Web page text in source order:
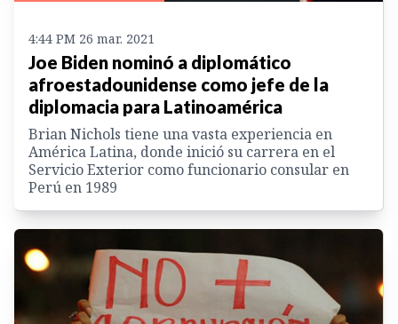
4:44 PM 26 mar. 2021
Joe Biden nominó a diplomático
afroestadounidense como jefe de la
diplomacia para Latinoamérica
Brian Nichols tiene una vasta experiencia en
América Latina, donde inició su carrera en el
Servicio Exterior como funcionario consular en
Perú en 1989